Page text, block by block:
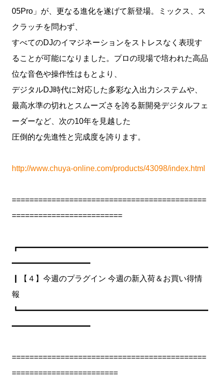
05Pro」が、更なる進化を遂げて新登場。ミックス、ス
クラッチを問わず、
すべてのDJのイマジネーションをストレスなく表現す
ることが可能になりました。プロの現場で培われた高品
位な音色や操作性はもとより、
デジタルDJ時代に対応した多彩な入出力システムや、
最高水準の切れとスムーズさを誇る新開発デジタルフェ
ーダーなど、次の10年を見越した
圧倒的な先進性と完成度を誇ります。
http://www.chuya-online.com/products/43098/index.html
============================================
=========================
┏━━━━━━━━━━━━━━━━━━━━━━━━
━━━━━━━━━━
┃【４】今週のプラグイン 今週の新入荷＆お買い得情
報
┗━━━━━━━━━━━━━━━━━━━━━━━━
━━━━━━━━━━
============================================
========================